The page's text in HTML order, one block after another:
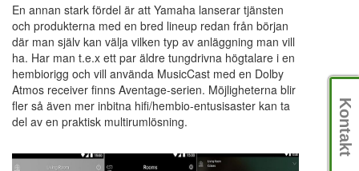
En annan stark fördel är att Yamaha lanserar tjänsten
och produkterna med en bred lineup redan från början
där man själv kan välja vilken typ av anläggning man vill
ha. Har man t.e.x ett par äldre tungdrivna högtalare i en
hembiorigg och vill använda MusicCast med en Dolby
Atmos receiver finns Aventage-serien. Möjligheterna blir
fler så även mer inbitna hifi/hembio-entusisaster kan ta
del av en praktisk multirumlösning.
Kontakt